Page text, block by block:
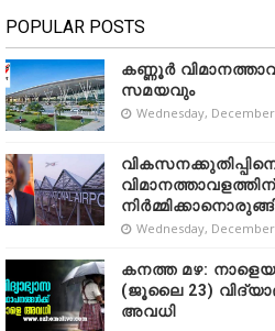
POPULAR POSTS
കണ്ണൂർ
സമയവും
Wednesday, December
Wednesday, December
കനത്ത മഴ:
(ജൂലൈ 23)
അവധി